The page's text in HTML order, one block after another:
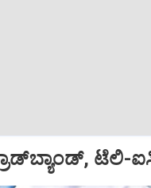
ಟೆಲಿ-